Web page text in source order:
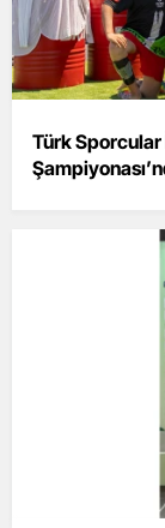
Türk